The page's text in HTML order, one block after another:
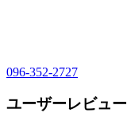
096-352-2727
ユーザーレビュー